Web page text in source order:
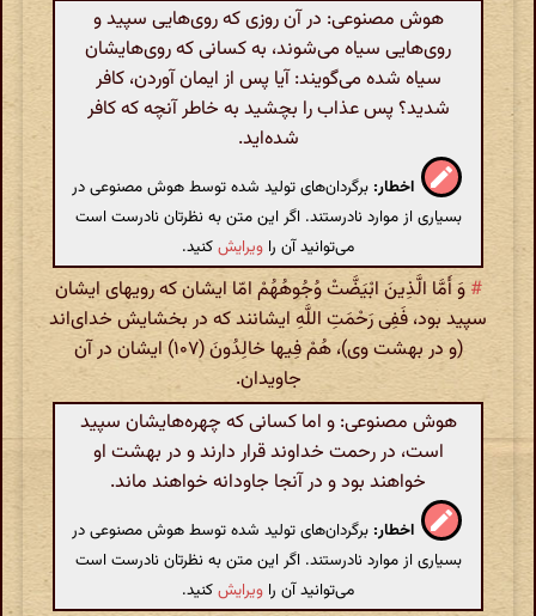
هوش مصنوعی: در آن روزی که روی‌هایی سپید و
روی‌هایی سیاه می‌شوند، به کسانی که روی‌هایشان
سیاه شده می‌گویند: آیا پس از ایمان آوردن، کافر
شدید؟ پس عذاب را بچشید به خاطر آنچه که کافر
شده‌اید.
اخطار: برگردان‌های تولید شده توسط هوش مصنوعی در
بسیاری از موارد نادرستند. اگر این متن به نظرتان نادرست است
می‌توانید آن را ویرایشکنید.
# وَ أَمَّا الَّذِینَ ابْیَضَّتْ وُجُوهُهُمْ امّا ایشان که رویهای ایشان
سپید بود، فَفِی رَحْمَتِ اللَّهِ ایشانند که در بخشایش خدای‌اند
(و در بهشت وی)، هُمْ فِیها خالِدُونَ (۱۰۷) ایشان در آن
جاویدان.
هوش مصنوعی: و اما کسانی که چهره‌هایشان سپید
است، در رحمت خداوند قرار دارند و در بهشت او
خواهند بود و در آنجا جاودانه خواهند ماند.
اخطار: برگردان‌های تولید شده توسط هوش مصنوعی در
بسیاری از موارد نادرستند. اگر این متن به نظرتان نادرست است
می‌توانید آن را ویرایشکنید.